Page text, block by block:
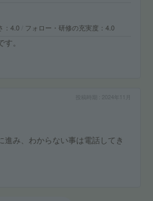
4.0 フォロー・研修の充実度 4.0
。
2024年11月
進み、わからない事は電話してき